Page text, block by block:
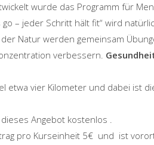
wurde das Programm für
go – jeder Schritt hält fit“ wird
Natur werden gemeinsam
verbessern.
etwa vier Kilometer und dabei ist
Angebot kostenlos .
pro Kurseinheit 5€ und ist